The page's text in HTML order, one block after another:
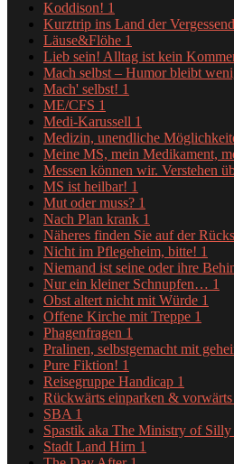
Koddison! 1
Kurztrip ins Land der
Läuse&Flöhe 1
Lieb sein! Alltag ist kein
Mach selbst – Humor bleibt
Mach' selbst! 1
ME/CFS 1
Medi-Karussell 1
Medizin, unendliche
Meine MS, mein Medikament,
Messen können wir. Verstehen
MS ist heilbar! 1
Mut oder muss? 1
Nach Plan krank 1
Näheres finden Sie auf der
Nicht im Pflegeheim, bitte! 1
Niemand ist seine oder ihre
Nur ein kleiner Schnupfen… 1
Obst altert nicht mit Würde 1
Offene Kirche mit Treppe 1
Phagenfragen 1
Pralinen, selbstgemacht mit
Pure Fiktion! 1
Reisegruppe Handicap 1
Rückwärts einparken &
SBA 1
Spastik aka The Ministry of Silly
Stadt Land Hirn 1